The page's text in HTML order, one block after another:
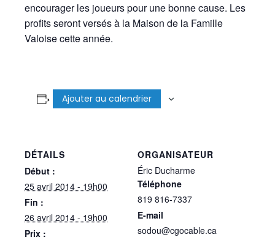
encourager les joueurs pour une bonne cause. Les
profits seront versés à la Maison de la Famille
Valoise cette année.
Ajouter au calendrier
DÉTAILS
Début :
25 avril 2014 - 19h00
Fin :
26 avril 2014 - 19h00
Prix :
ORGANISATEUR
Éric Ducharme
Téléphone
819 816-7337
E-mail
sodou@cgocable.ca